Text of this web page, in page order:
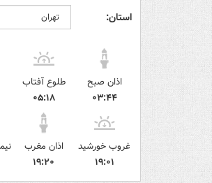
استان:
اذان صبح
۰۳:۴۴
طلوع آفتاب
۰۵:۱۸
غروب خورشید
۱۹:۰۱
اذان مغرب
۱۹:۲۰